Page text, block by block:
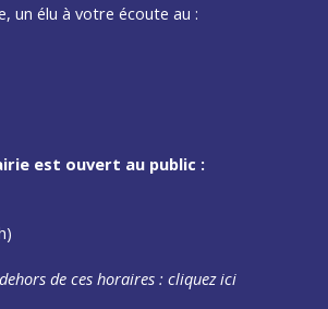
un élu à votre écoute au :
est ouvert au public :
de ces horaires :cliquez ici